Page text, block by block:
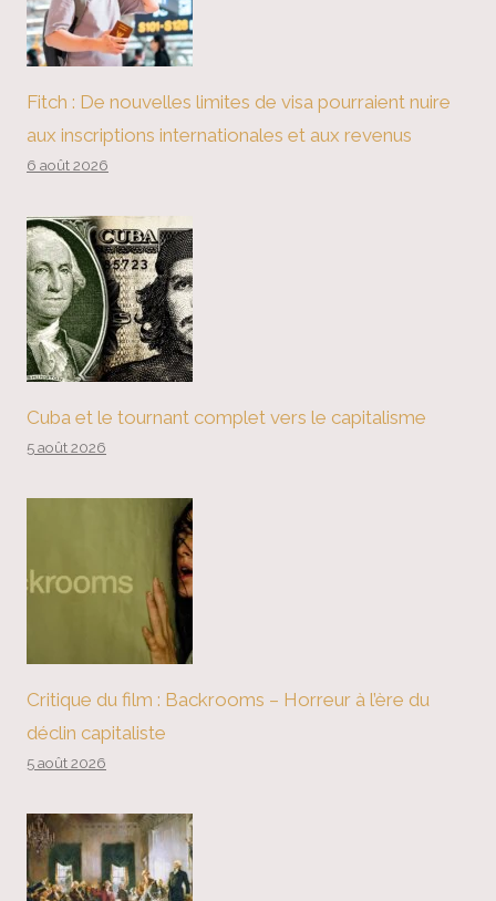
Fitch : De nouvelles limites de visa pourraient nuire
aux inscriptions internationales et aux revenus
6 août 2026
Cuba et le tournant complet vers le capitalisme
5 août 2026
Critique du film : Backrooms – Horreur à l’ère du
déclin capitaliste
5 août 2026